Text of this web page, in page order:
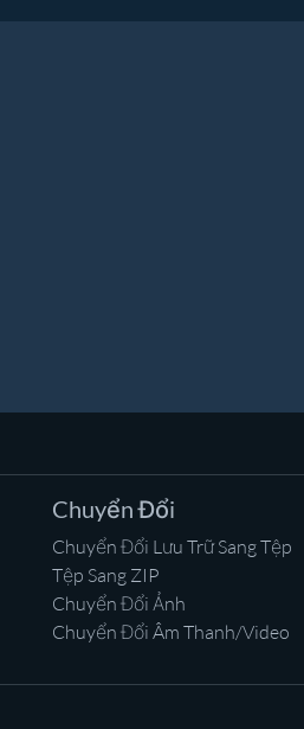
Chuyển Đổi
Chuyển Đổi Lưu Trữ Sang Tệp
Tệp Sang ZIP
Chuyển Đổi Ảnh
Chuyển Đổi Âm Thanh/Video